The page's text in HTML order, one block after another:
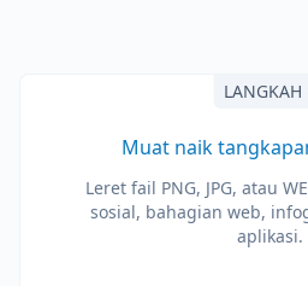
LANGKAH
Muat naik
Leret fail PNG, JPG, atau
sosial, bahagian web,
aplikasi.